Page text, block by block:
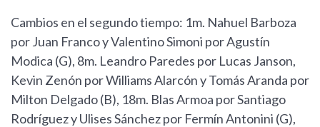
Cambios en el segundo tiempo: 1m. Nahuel Barboza
por Juan Franco y Valentino Simoni por Agustín
Modica (G), 8m. Leandro Paredes por Lucas Janson,
Kevin Zenón por Williams Alarcón y Tomás Aranda por
Milton Delgado (B), 18m. Blas Armoa por Santiago
Rodríguez y Ulises Sánchez por Fermín Antonini (G),